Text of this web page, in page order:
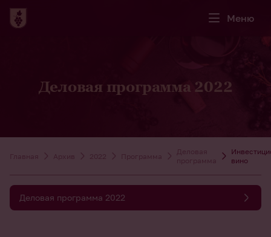
Меню
Деловая программа 2022
Главная Архив 2022 Программа
Деловая
программа
вино
Деловая программа 2022